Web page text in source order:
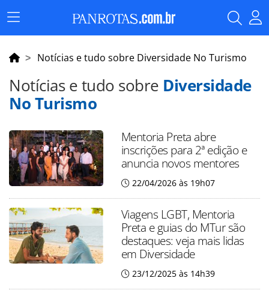
Menu
Principal
Notícias e tudo sobre Diversidade No Turismo
Notícias e tudo sobre Diversidade
No Turismo
Mentoria Preta abre
inscrições para 2ª edição e
anuncia novos mentores
22/04/2026 às 19h07
Viagens LGBT, Mentoria
Preta e guias do MTur são
destaques: veja mais lidas
em Diversidade
23/12/2025 às 14h39